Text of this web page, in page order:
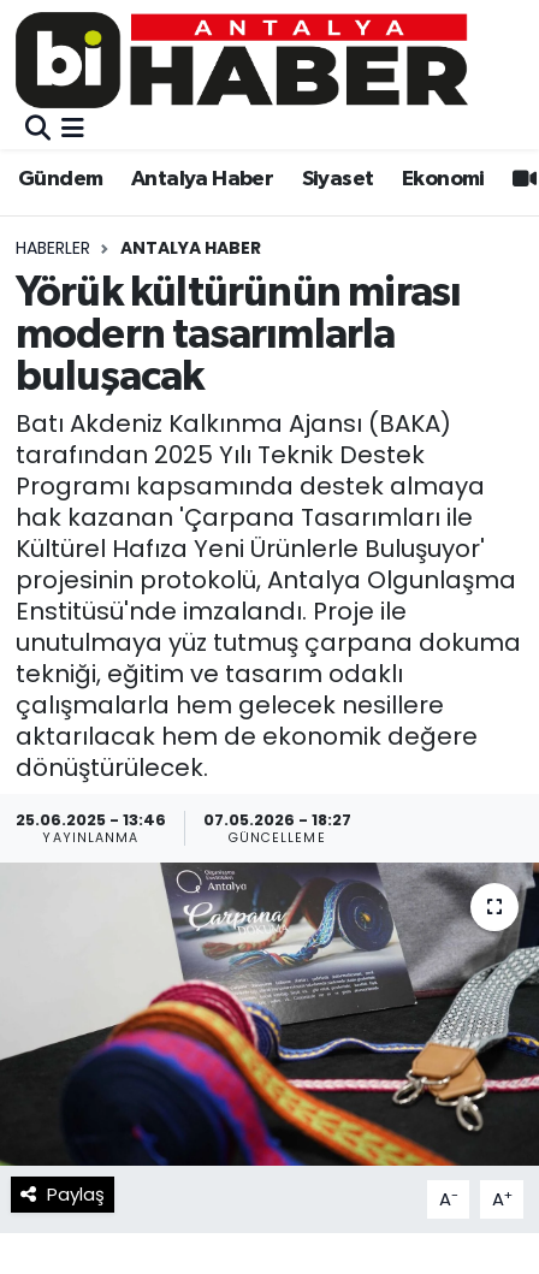
Gündem Antalya Haber Siyaset Ekonomi
HABERLER ANTALYA HABER
Yörük kültürünün mirası
modern tasarımlarla
buluşacak
Batı Akdeniz Kalkınma Ajansı (BAKA)
tarafından 2025 Yılı Teknik Destek
Programı kapsamında destek almaya
hak kazanan 'Çarpana Tasarımları ile
Kültürel Hafıza Yeni Ürünlerle Buluşuyor'
projesinin protokolü, Antalya Olgunlaşma
Enstitüsü'nde imzalandı. Proje ile
unutulmaya yüz tutmuş çarpana dokuma
tekniği, eğitim ve tasarım odaklı
çalışmalarla hem gelecek nesillere
aktarılacak hem de ekonomik değere
dönüştürülecek.
25.06.2025 - 13:46
YAYINLANMA
07.05.2026 - 18:27
GÜNCELLEME
Paylaş A- A+
Gündem
Siyaset
Ekonomi
Video
Eğitim
Kültür-sanat
Sağlık
Spor
Teknoloji
Resmi İlanlar
Gündem
Siyaset
Eğitim
Ekonomi
Kültür-sanat
Sağlık
Spor
Teknoloji
Yaşam
Künye
Gizlilik Sözleşmesi
İletişim
Muratpaşa Nöbetçi Eczaneler
Muratpaşa Trafik Yoğunluk Haritası
Süper Lig Puan Durumu ve Fikstür
Tüm Manşetler
Son Dakika Haberleri
Haber Arşivi